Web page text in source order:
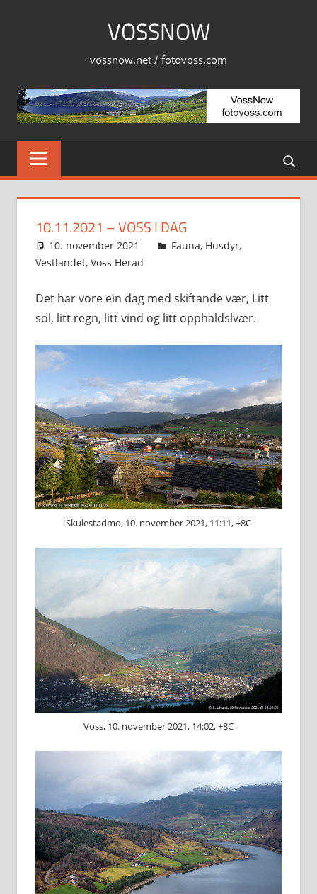
VOSSNOW
vossnow.net / fotovoss.com
10.11.2021 – VOSS I DAG
10. november 2021 Svein
Fauna, Husdyr,
Vestlandet, Voss Herad
Det har vore ein dag med skiftande vær, Litt
sol, litt regn, litt vind og litt opphaldslvær.
Skulestadmo, 10. november 2021, 11:11, +8C
Voss, 10. november 2021, 14:02, +8C